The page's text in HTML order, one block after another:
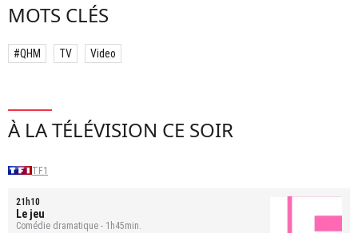
MOTS CLÉS
#QHM TV Video
À LA TÉLÉVISION CE SOIR
TF1
21h10
Le jeu
Comédie dramatique - 1h45min.